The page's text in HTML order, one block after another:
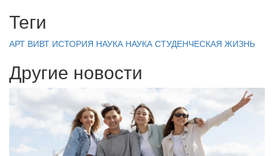
Теги
АРТ ВИВТ ИСТОРИЯ НАУКА НАУКАСТУДЕНЧЕСКАЯ ЖИЗНЬ
Другие новости